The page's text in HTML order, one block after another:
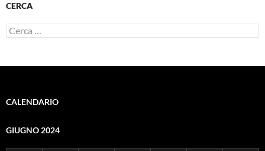
CERCA
Ricerca
per:
CALENDARIO
GIUGNO 2024